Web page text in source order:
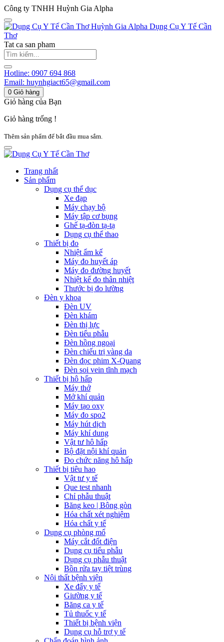
Công ty TNHH Huỳnh Gia Alpha
Huỳnh Gia Alpha Dụng Cụ Y Tế Cần
Thơ
Tat ca san pham
Hotline: 0907 694 868
Email: huynhgiact65@gmail.com
0 Giỏ hàng
Giỏ hàng của Bạn
Giỏ hàng trống !
Thêm sản phẩm để bắt đầu mua sắm.
Trang nhất
Sản phẩm
Dụng cụ thể dục
Xe đạp
Máy chạy bộ
Máy tập cơ bụng
Ghế tạ-đòn tạ-tạ
Dụng cụ thể thao
Thiết bị đo
Nhiệt ẩm kế
Máy đo huyết áp
Máy đo đường huyết
Nhiệt kế đo thân nhiệt
Thước bị đo lường
Đèn y khoa
Đèn UV
Đèn khám
Đèn thị lực
Đèn tiểu phẫu
Đèn hồng ngoại
Đèn chiếu trị vàng da
Đèn đọc phim X-Quang
Đèn soi vein tĩnh mạch
Thiết bị hô hấp
Máy thở
Mở khí quản
Máy tạo oxy
Máy đo spo2
Máy hút dịch
Máy khí dung
Vật tư hô hấp
Bộ đặt nội khí quản
Đo chức năng hô hấp
Thiết bị tiêu hao
Vật tư y tế
Que test nhanh
Chỉ phẫu thuật
Băng keo | Bông gòn
Hóa chất xét nghiệm
Hóa chất y tế
Dụng cụ phòng mổ
Máy cắt đốt điện
Dụng cụ tiểu phẫu
Dụng cụ phẫu thuật
Bồn rửa tay tiệt trùng
Nội thất bệnh viện
Xe đẩy y tế
Giường y tế
Băng ca y tế
Tủ thuốc y tế
Thiết bị bệnh viện
Dụng cụ hỗ trợ y tế